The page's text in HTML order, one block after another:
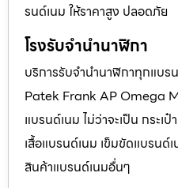
รนด์เนม ให้ราคาสูง ปลอดภัย
โรงรับจำนำนาฬิกา
บริการรับจำนำนาฬิกาทุกแบร
Patek Frank AP Omega
แบรนด์เนม ไม่ว่าจะเป็น กระเ
เสื้อแบรนด์เนม เข็มขัดแบรน
สินค้าแบรนด์เนมอื่นๆ